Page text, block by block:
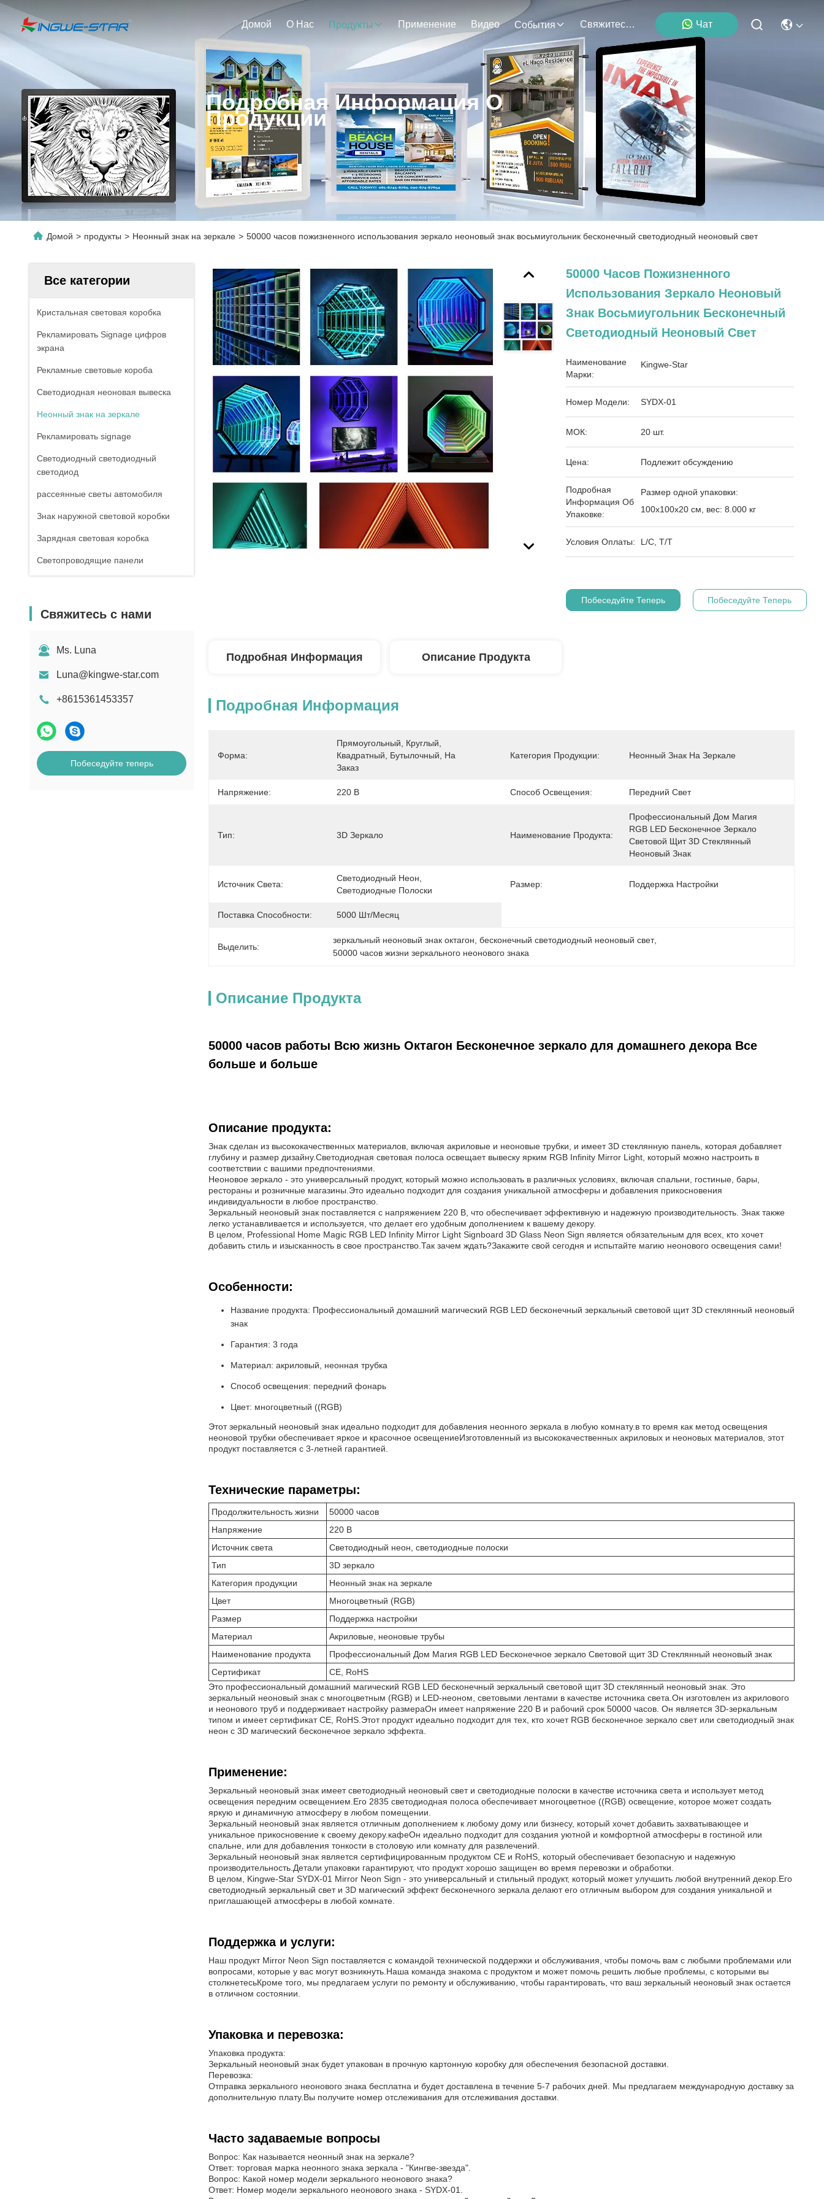
Домой О Нас Продукты Применение Видео События Свяжитесь С Нами Чат
Подробная Информация О
Продукции
Домой > продукты > Неонный знак на зеркале > 50000 часов пожизненного использования зеркало неоновый знак восьмиугольник бесконечный светодиодный неоновый свет
Все категории
Кристальная световая коробка
Рекламировать Signage цифров
экрана
Рекламные световые короба
Светодиодная неоновая вывеска
Неонный знак на зеркале
Рекламировать signage
Светодиодный светодиодный
светодиод
рассеянные светы автомобиля
Знак наружной световой коробки
Зарядная световая коробка
Светопроводящие панели
Свяжитесь с нами
Ms. Luna
Luna@kingwe-star.com
+8615361453357
Побеседуйте теперь
50000 Часов Пожизненного
Использования Зеркало Неоновый
Знак Восьмиугольник Бесконечный
Светодиодный Неоновый Свет
Наименование
Марки:
Kingwe-Star
Номер Модели: SYDX-01
МОК: 20 шт.
Цена: Подлежит обсуждению
Подробная
Информация Об
Упаковке:
Размер одной упаковки:
100х100х20 см, вес: 8.000 кг
Условия Оплаты: L/C, T/T
Побеседуйте Теперь Побеседуйте Теперь
Подробная Информация Описание Продукта
Подробная Информация
Форма:
Прямоугольный, Круглый,
Квадратный, Бутылочный, На
Заказ
Категория Продукции: Неонный Знак На Зеркале
Напряжение: 220 В Способ Освещения: Передний Свет
Тип: 3D Зеркало Наименование Продукта:
Профессиональный Дом Магия
RGB LED Бесконечное Зеркало
Световой Щит 3D Стеклянный
Неоновый Знак
Источник Света:
Светодиодный Неон,
Светодиодные Полоски
Размер: Поддержка Настройки
Поставка Способности: 5000 Шт/месяц
Выделить:
зеркальный неоновый знак октагон , бесконечный светодиодный неоновый свет,
50000 часов жизни зеркального неонового знака
Описание Продукта
50000 часов работы Всю жизнь Октагон Бесконечное зеркало для домашнего декора Все
больше и больше
Описание продукта:
Знак сделан из высококачественных материалов, включая акриловые и неоновые трубки, и имеет 3D стеклянную панель, которая добавляет
глубину и размер дизайну.Светодиодная световая полоса освещает вывеску ярким RGB Infinity Mirror Light, который можно настроить в
соответствии с вашими предпочтениями.
Неоновое зеркало - это универсальный продукт, который можно использовать в различных условиях, включая спальни, гостиные, бары,
рестораны и розничные магазины.Это идеально подходит для создания уникальной атмосферы и добавления прикосновения
индивидуальности в любое пространство.
Зеркальный неоновый знак поставляется с напряжением 220 В, что обеспечивает эффективную и надежную производительность. Знак также
легко устанавливается и используется, что делает его удобным дополнением к вашему декору.
В целом, Professional Home Magic RGB LED Infinity Mirror Light Signboard 3D Glass Neon Sign является обязательным для всех, кто хочет
добавить стиль и изысканность в свое пространство.Так зачем ждать?Закажите свой сегодня и испытайте магию неонового освещения сами!
Особенности:
Название продукта: Профессиональный домашний магический RGB LED бесконечный зеркальный световой щит 3D стеклянный неоновый
знак
Гарантия: 3 года
Материал: акриловый, неонная трубка
Способ освещения: передний фонарь
Цвет: многоцветный ((RGB)
Этот зеркальный неоновый знак идеально подходит для добавления неонного зеркала в любую комнату.в то время как метод освещения
неоновой трубки обеспечивает яркое и красочное освещениеИзготовленный из высококачественных акриловых и неоновых материалов, этот
продукт поставляется с 3-летней гарантией.
Технические параметры:
Продолжительность жизни
50000 часов
Напряжение
220 В
Источник света
Светодиодный неон, светодиодные полоски
Тип
3D зеркало
Категория продукции
Неонный знак на зеркале
Цвет
Многоцветный (RGB)
Размер
Поддержка настройки
Материал
Акриловые, неоновые трубы
Наименование продукта
Профессиональный Дом Магия RGB LED Бесконечное зеркало Световой щит 3D Стеклянный неоновый знак
Сертификат
CE, RoHS
Это профессиональный домашний магический RGB LED бесконечный зеркальный световой щит 3D стеклянный неоновый знак. Это
зеркальный неоновый знак с многоцветным (RGB) и LED-неоном, световыми лентами в качестве источника света.Он изготовлен из акрилового
и неонового труб и поддерживает настройку размераОн имеет напряжение 220 В и рабочий срок 50000 часов. Он является 3D-зеркальным
типом и имеет сертификат CE, RoHS.Этот продукт идеально подходит для тех, кто хочет RGB бесконечное зеркало свет или светодиодный знак
неон с 3D магический бесконечное зеркало эффекта.
Применение:
Зеркальный неоновый знак имеет светодиодный неоновый свет и светодиодные полоски в качестве источника света и использует метод
освещения передним освещением.Его 2835 светодиодная полоса обеспечивает многоцветное ((RGB) освещение, которое может создать
яркую и динамичную атмосферу в любом помещении.
Зеркальный неоновый знак является отличным дополнением к любому дому или бизнесу, который хочет добавить захватывающее и
уникальное прикосновение к своему декору.кафеОн идеально подходит для создания уютной и комфортной атмосферы в гостиной или
спальне, или для добавления тонкости в столовую или комнату для развлечений.
Зеркальный неоновый знак является сертифицированным продуктом CE и RoHS, который обеспечивает безопасную и надежную
производительность.Детали упаковки гарантируют, что продукт хорошо защищен во время перевозки и обработки.
В целом, Kingwe-Star SYDX-01 Mirror Neon Sign - это универсальный и стильный продукт, который может улучшить любой внутренний декор.Его
светодиодный зеркальный свет и 3D магический эффект бесконечного зеркала делают его отличным выбором для создания уникальной и
приглашающей атмосферы в любой комнате.
Поддержка и услуги:
Наш продукт Mirror Neon Sign поставляется с командой технической поддержки и обслуживания, чтобы помочь вам с любыми проблемами или
вопросами, которые у вас могут возникнуть.Наша команда знакома с продуктом и может помочь решить любые проблемы, с которыми вы
столкнетесьКроме того, мы предлагаем услуги по ремонту и обслуживанию, чтобы гарантировать, что ваш зеркальный неоновый знак остается
в отличном состоянии.
Упаковка и перевозка:
Упаковка продукта:
Зеркальный неоновый знак будет упакован в прочную картонную коробку для обеспечения безопасной доставки.
Перевозка:
Отправка зеркального неонового знака бесплатна и будет доставлена в течение 5-7 рабочих дней. Мы предлагаем международную доставку за
дополнительную плату.Вы получите номер отслеживания для отслеживания доставки.
Часто задаваемые вопросы
Вопрос: Как называется неонный знак на зеркале?
Ответ: торговая марка неонного знака зеркала - "Кингве-звезда".
Вопрос: Какой номер модели зеркального неонового знака?
Ответ: Номер модели зеркального неонового знака - SYDX-01.